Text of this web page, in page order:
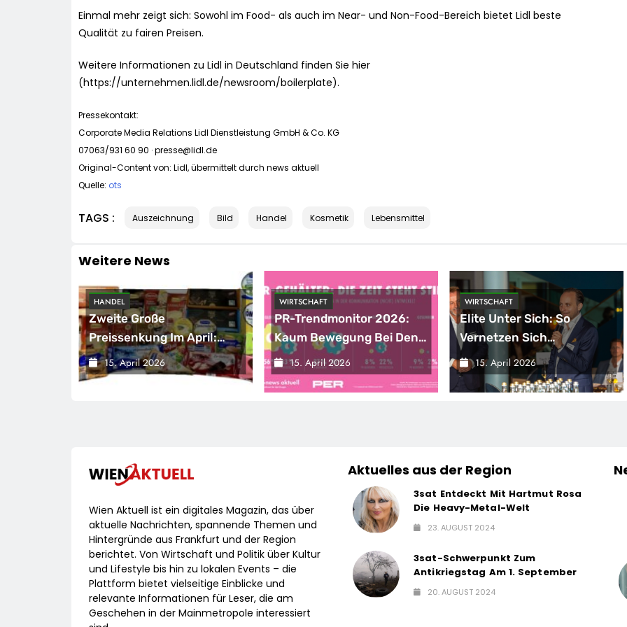
Einmal mehr zeigt sich: Sowohl im Food- als auch im Near- und Non-Food-Bereich bietet Lidl beste
Qualität zu fairen Preisen.
Weitere Informationen zu Lidl in Deutschland finden Sie hier
(https://unternehmen.lidl.de/newsroom/boilerplate).
Pressekontakt:
Corporate Media Relations Lidl Dienstleistung GmbH & Co. KG
07063/931 60 90 ·presse@lidl.de
Original-Content von: Lidl, übermittelt durch news aktuell
Quelle: ots
TAGS : Auszeichnung Bild Handel Kosmetik Lebensmittel
Weitere News
HANDEL
Zweite Große
Preissenkung Im April:
NORMA Senkt Ab Sofort
Die Preise Auf Schokolade
Genuss
15. April 2026
WIRTSCHAFT
PR-Trendmonitor 2026:
Kaum Bewegung Bei Den
Gehältern
15. April 2026
WIRTSCHAFT
Elite Unter Sich: So
Vernetzen Sich
Deutschlands Top-
Unternehmer Für Die
Zukunft
15. April 2026
Wien Aktuell ist ein digitales Magazin, das über
aktuelle Nachrichten, spannende Themen und
Hintergründe aus Frankfurt und der Region
berichtet. Von Wirtschaft und Politik über Kultur
und Lifestyle bis hin zu lokalen Events – die
Plattform bietet vielseitige Einblicke und
relevante Informationen für Leser, die am
Geschehen in der Mainmetropole interessiert
Aktuelles aus der Region
3sat Entdeckt Mit Hartmut Rosa
Die Heavy-Metal-Welt
23. AUGUST 2024
3sat-Schwerpunkt Zum
Antikriegstag Am 1. September
20. AUGUST 2024